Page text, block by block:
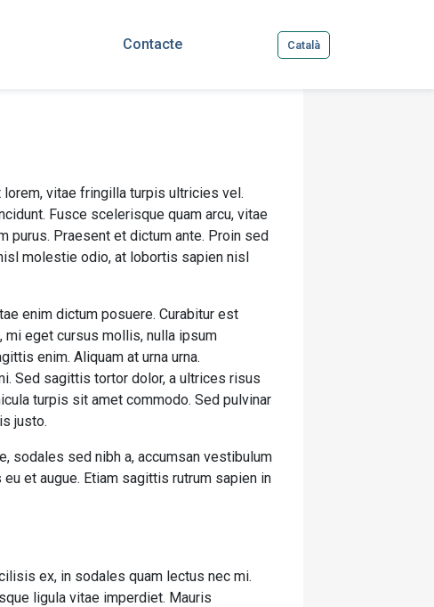
Contacte Català
vitae fringilla turpis ultricies vel.
Fusce scelerisque quam arcu, vitae
purus. Praesent et dictum ante. Proin sed
molestie odio, at lobortis sapien nisl
enim dictum posuere. Curabitur est
eget cursus mollis, nulla ipsum
enim. Aliquam at urna urna.
Sed sagittis tortor dolor, a ultrices risus
turpis sit amet commodo. Sed pulvinar
justo.
sodales sed nibh a, accumsan vestibulum
et augue. Etiam sagittis rutrum sapien in
ex, in sodales quam lectus nec mi.
ligula vitae imperdiet. Mauris